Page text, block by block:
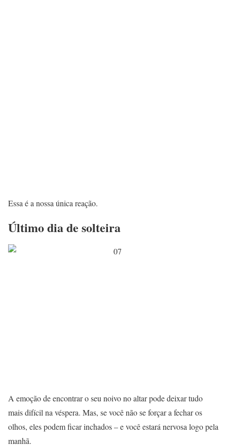
Essa é a nossa única reação.
Último dia de solteira
A emoção de encontrar o seu noivo no altar pode deixar tudo
mais difícil na véspera. Mas, se você não se forçar a fechar os
olhos, eles podem ficar inchados – e você estará nervosa logo pela
manhã.